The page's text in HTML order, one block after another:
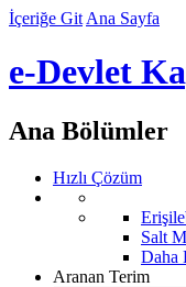
İçeriğe Git Ana Sayfa
e-Devlet
Ana Bölümler
Hızlı Çözüm
Salt
Daha
Aranan Terim